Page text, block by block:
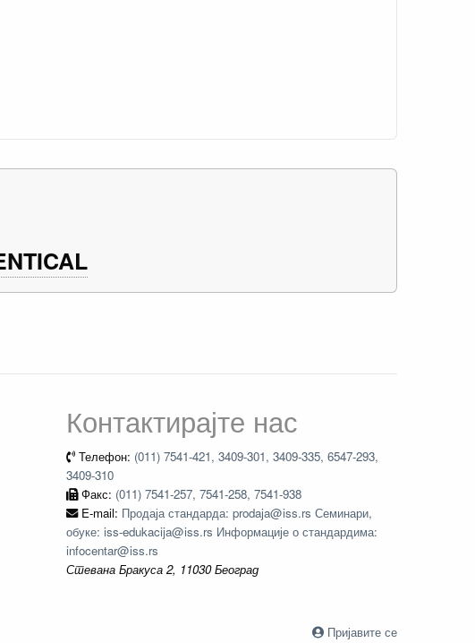
Контактирајте нас
Телефон: (011) 7541-421, 3409-301, 3409-335, 6547-293,
3409-310
Факс: (011) 7541-257, 7541-258, 7541-938
E-mail: Продаја стандарда: prodaja@iss.rs Семинари,
обуке: iss-edukacija@iss.rs Информације о стандардима:
infocentar@iss.rs
Стевана Бракуса 2, 11030 Београд
Пријавите се